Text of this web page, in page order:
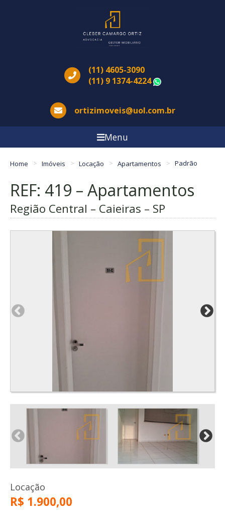
(11) 4605-3090
(11) 9 1374-4224
ortizimoveis@uol.com.br
Menu
Home Imóveis Locação Apartamentos Padrão
REF: 419 – Apartamentos
Região Central – Caieiras – SP
Locação
R$ 1.900,00